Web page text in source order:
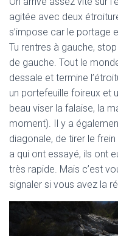
agitée avec deux
s’impose car le portage
Tu rentres à gauche,
de gauche. Tout le
dessale et termine
un portefeuille foireux et
beau viser la falaise, la
moment). Il y a
diagonale, de tirer le
a qui ont essayé, ils ont
très rapide. Mais c’est
signaler si vous avez la